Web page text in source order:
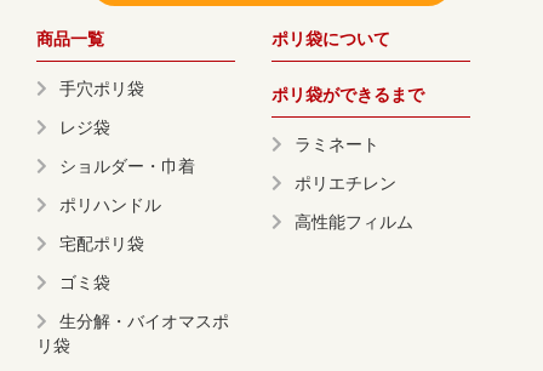
商品一覧
手穴ポリ袋
レジ袋
ショルダー・巾着
ポリハンドル
宅配ポリ袋
ゴミ袋
生分解・バイオマスポ
リ袋
ポリ袋について
ポリ袋ができるまで
ラミネート
ポリエチレン
高性能フィルム